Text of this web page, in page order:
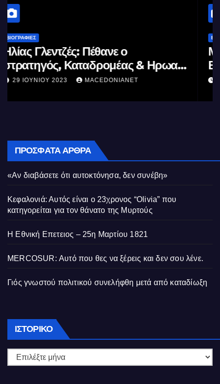
ΒΙΟΓΡΑΦΊΕΣ
Μέγας Αλέξανδρος: Ο μέγιστος των
Ελλήνων
11 ΙΟΥΝΊΟΥ 2023 MACEDONIANET
ΠΡΌΣΦΑΤΑ ΆΡΘΡΑ
«Αν διαβάσετε ότι αυτοκτόνησα, δεν συνέβη»
Κεφαλονιά: Αυτός είναι ο 23χρονος “Olivia” που
κατηγορείται για τον θάνατο της Μυρτούς
Η Εθνική Επετειος – 25η Μαρτίου 1821
MERCOSUR: Αυτό που θες να ξέρεις και δεν σου λένε.
Γιός γνωστού πολιτικού συνελήφθη μετά από καταδίωξη
ΙΣΤΟΡΙΚΌ Ιστορικό